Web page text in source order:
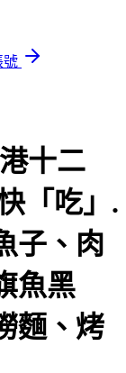
號
十二
「吃」.
子、肉
魚黑
麵、烤